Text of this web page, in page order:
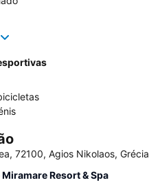
72100, Agios Nikolaos, Grécia
Resort & Spa